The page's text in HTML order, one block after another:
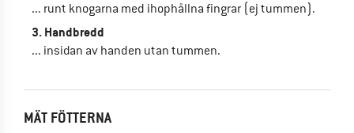
... runt knogarna med ihophållna fingrar (ej tummen).
3. Handbredd
... insidan av handen utan tummen.
MÄT FÖTTERNA